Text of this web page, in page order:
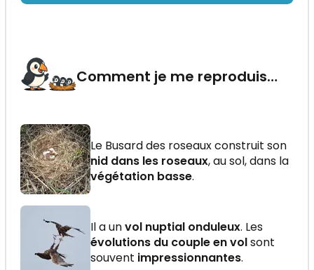
Comment je me reproduis…
Le Busard des roseaux construit son
nid dans les roseaux, au sol, dans la
végétation basse.
Il a unvol nuptial onduleux. Les
évolutions du couple en volsont
souvent impressionnantes.